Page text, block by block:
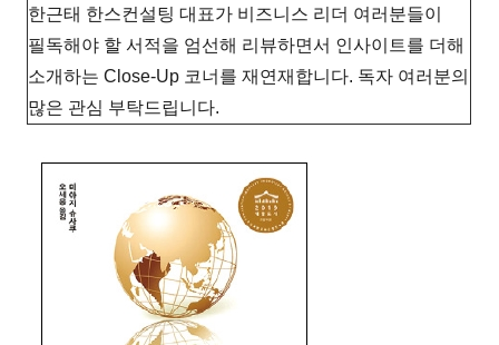
한근태 한스컨설팅 대표가 비즈니스 리더 여러분들이
필독해야 할 서적을 엄선해 리뷰하면서 인사이트를 더해
소개하는 Close-Up 코너를 재연재합니다. 독자 여러분의
많은 관심 부탁드립니다.